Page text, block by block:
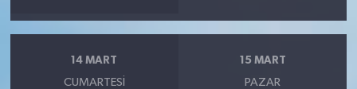
14 MART
CUMARTESI
15 MART
PAZAR